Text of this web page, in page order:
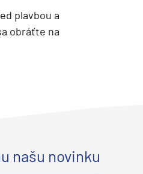
plavbou a
obráťte na
našu novinku